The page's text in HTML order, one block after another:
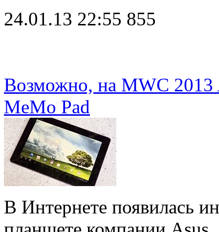
24.01.13 22:55 855
Возможно, на MWC 2013
MeMo Pad
В Интернете появилась